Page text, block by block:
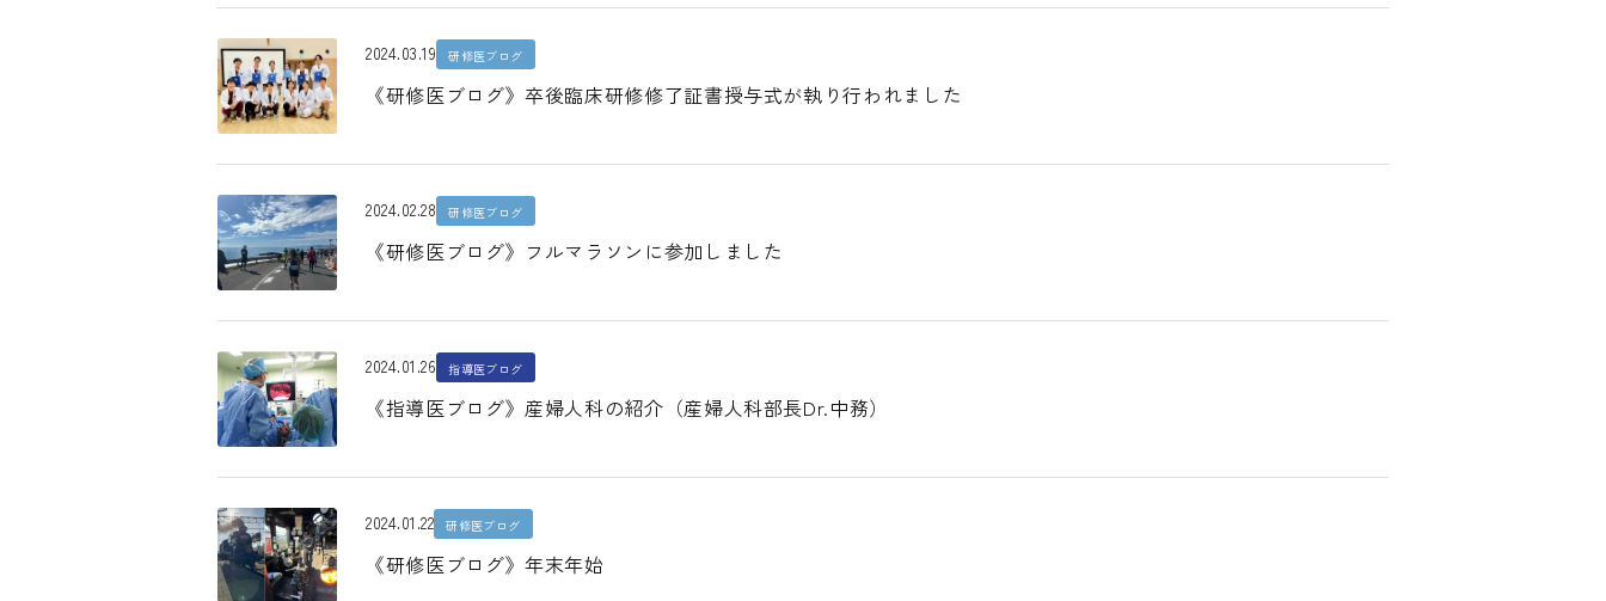
2024.03.19 研修医ブログ
《研修医ブログ》卒後臨床研修修了証書授与式が執り行われました
2024.02.28 研修医ブログ
《研修医ブログ》フルマラソンに参加しました
2024.01.26 指導医ブログ
《指導医ブログ》産婦人科の紹介（産婦人科部長Dr.中務）
2024.01.22 研修医ブログ
《研修医ブログ》年末年始